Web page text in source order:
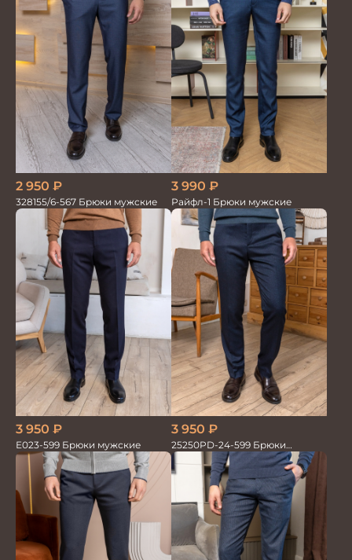
2 950 ₽
328155/6-567 Брюки мужские
3 990 ₽
Райфл-1 Брюки мужские
3 950 ₽
Е023-599 Брюки мужские
3 950 ₽
25250PD-24-599 Брюки
мужские